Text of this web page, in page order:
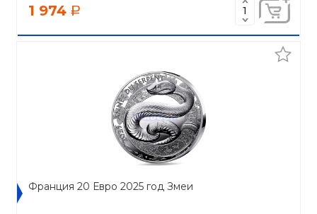
1 974 a
Франция 20 Евро 2025 год Змеи